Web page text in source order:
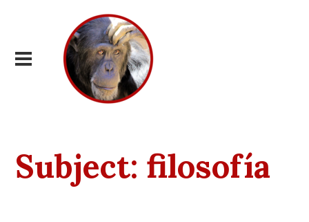
Subject: filosofía